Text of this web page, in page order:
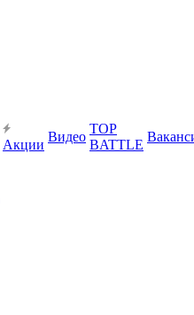
Акции
Видео
TOP
BATTLE